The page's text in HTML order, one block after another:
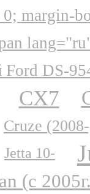
margin-
DS-
CX7
Cruze
Jetta 10-
(с